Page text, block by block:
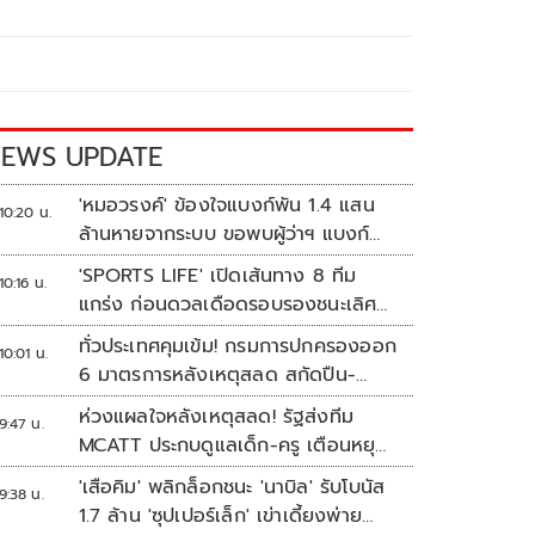
UPDATE
10:20 น.
'หมอวรงค์' ข้องใจแบงก์พัน 1.4 แสน
ล้านหายจากระบบ ขอพบผู้ว่าฯ แบงก์
ชาติ
10:16 น.
'SPORTS LIFE' เปิดเส้นทาง 8 ทีม
แกร่ง ก่อนดวลเดือดรอบรองชนะเลิศ
ศึก 'วอลเลย์บอลนักเรียน แชมป์
กีฬา 7HD 2026'
10:01 น.
ทั่วประเทศคุมเข้ม! กรมการปกครองออก
6 มาตรการหลังเหตุสลด สกัดปืน-
ป้องกันเลียนแบบ
9:47 น.
ห่วงแผลใจหลังเหตุสลด! รัฐส่งทีม
MCATT ประกบดูแลเด็ก-ครู เตือนหยุด
แชร์ภาพรุนแรง
9:38 น.
'เสือคิม' พลิกล็อกชนะ 'นาบิล' รับโบนัส
1.7 ล้าน 'ซุปเปอร์เล็ก' เข่าเดี้ยงพ่าย